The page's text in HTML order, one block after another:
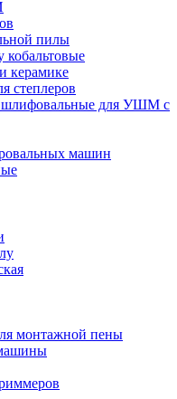
пилы
кобальтовые
керамике
степлеров
шлифовальные для УШМ с
машин
монтажной пены